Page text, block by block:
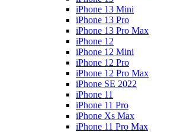
iPhone 13 Mini
iPhone 13 Pro
iPhone 13 Pro Max
iPhone 12
iPhone 12 Mini
iPhone 12 Pro
iPhone 12 Pro Max
iPhone SE 2022
iPhone 11
iPhone 11 Pro
iPhone Xs Max
iPhone 11 Pro Max